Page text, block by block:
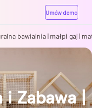
Umów demo
bawialnia | małpi gaj |
i Zabawa |